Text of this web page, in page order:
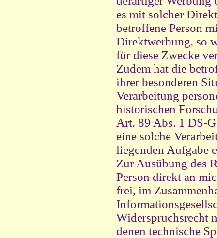
es mit solcher
betroffene Person
Direktwerbung, so
für diese Zwecke
Zudem hat die
ihrer besonderen
Verarbeitung
historischen
Art. 89 Abs. 1 DS-
eine solche
liegenden Aufgabe
Zur Ausübung des
Person direkt an
frei, im
Widerspruchsrecht
denen technische